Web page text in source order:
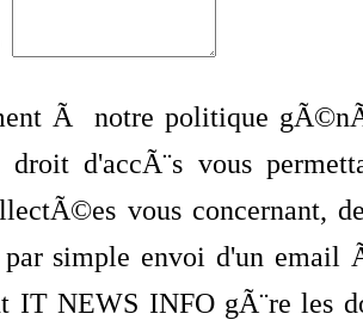
Ã notre politique
droit d'accÃ¨s vous
vous concernant,
par simple envoi d'un
IT NEWS INFO gÃ¨re les